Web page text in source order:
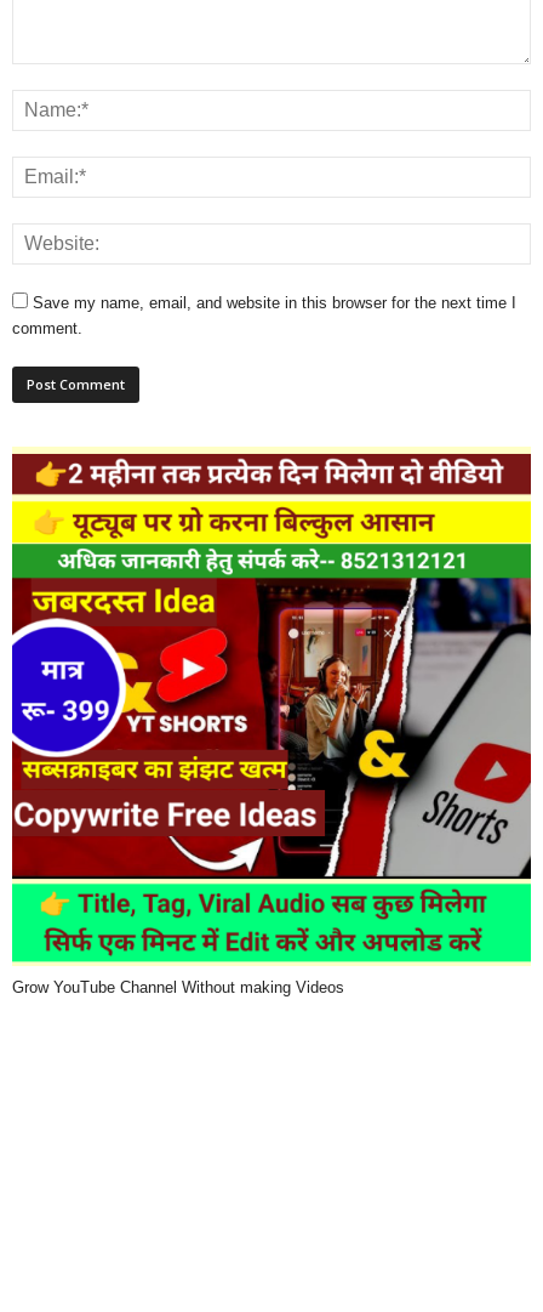
Save my name, email, and website in this browser for the next time I
comment.
Grow YouTube Channel Without making Videos